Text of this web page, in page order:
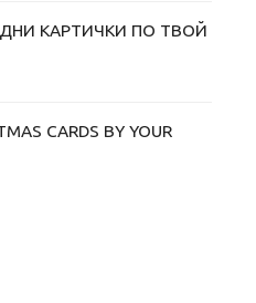
KАРТИЧКИ ПО ТВОЙ
CARDS BY YOUR